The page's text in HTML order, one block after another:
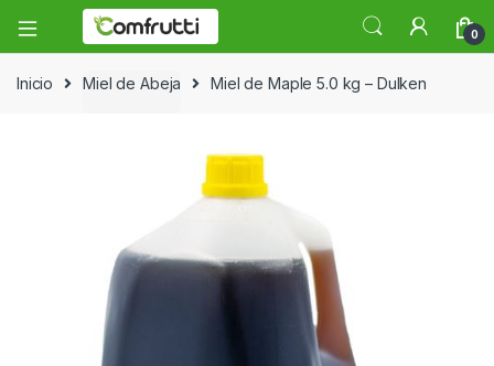
0
Inicio Miel de Abeja Miel de Maple 5.0 kg – Dulken